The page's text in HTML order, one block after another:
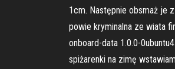
1cm. Następnie obsmaż je
powie kryminalna ze wiata
onboard-data 1.0.0-
spiżarenki na zimę